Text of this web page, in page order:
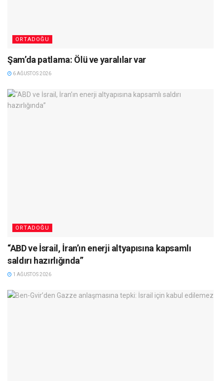
ORTADOĞU
Şam’da patlama: Ölü ve yaralılar var
6 AĞUSTOS 2026
ORTADOĞU
“ABD ve İsrail, İran’ın enerji altyapısına kapsamlı
saldırı hazırlığında”
1 AĞUSTOS 2026